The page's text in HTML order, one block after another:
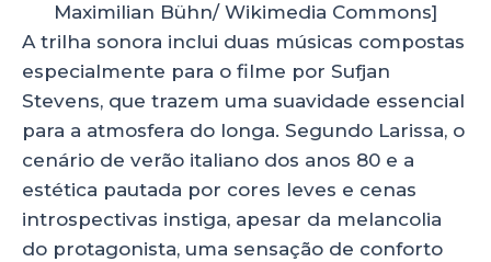
Maximilian Bühn/ Wikimedia Commons]
A trilha sonora inclui duas músicas compostas
especialmente para o filme por Sufjan
Stevens, que trazem uma suavidade essencial
para a atmosfera do longa. Segundo Larissa, o
cenário de verão italiano dos anos 80 e a
estética pautada por cores leves e cenas
introspectivas instiga, apesar da melancolia
do protagonista, uma sensação de conforto